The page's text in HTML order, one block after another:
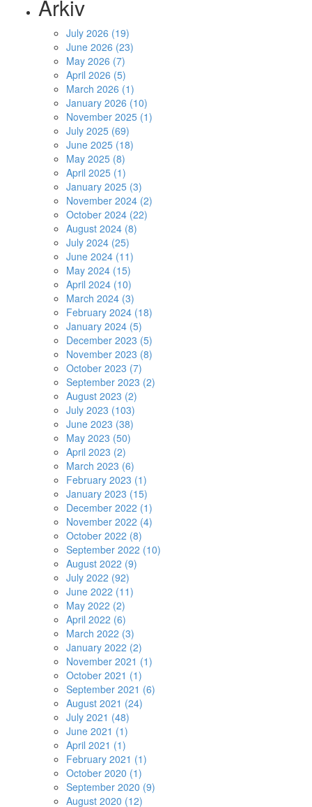
Arkiv
July 2026 (19)
June 2026 (23)
May 2026 (7)
April 2026 (5)
March 2026 (1)
January 2026 (10)
November 2025 (1)
July 2025 (69)
June 2025 (18)
May 2025 (8)
April 2025 (1)
January 2025 (3)
November 2024 (2)
October 2024 (22)
August 2024 (8)
July 2024 (25)
June 2024 (11)
May 2024 (15)
April 2024 (10)
March 2024 (3)
February 2024 (18)
January 2024 (5)
December 2023 (5)
November 2023 (8)
October 2023 (7)
September 2023 (2)
August 2023 (2)
July 2023 (103)
June 2023 (38)
May 2023 (50)
April 2023 (2)
March 2023 (6)
February 2023 (1)
January 2023 (15)
December 2022 (1)
November 2022 (4)
October 2022 (8)
September 2022 (10)
August 2022 (9)
July 2022 (92)
June 2022 (11)
May 2022 (2)
April 2022 (6)
March 2022 (3)
January 2022 (2)
November 2021 (1)
October 2021 (1)
September 2021 (6)
August 2021 (24)
July 2021 (48)
June 2021 (1)
April 2021 (1)
February 2021 (1)
October 2020 (1)
September 2020 (9)
August 2020 (12)